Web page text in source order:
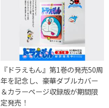
『ドラえもん』第1巻の発売50周
年を記念し、豪華ダブルカバー
＆カラーページ収録版が期間限
定発売！